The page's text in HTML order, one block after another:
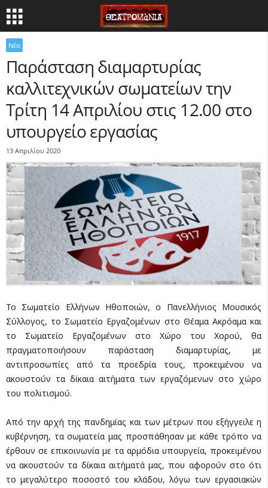
Νέα
Παράσταση διαμαρτυρίας
καλλιτεχνικών σωματείων την
Τρίτη 14 Απριλίου στις 12.00 στο
υπουργείο εργασίας
13 Απριλίου 2020
Το Σωματείο Ελλήνων Ηθοποιών, ο Πανελλήνιος Μουσικός
Σύλλογος, το Σωματείο Εργαζομένων στο Θέαμα Ακρόαμα και
το Σωματείο Εργαζομένων στο Χώρο του Χορού, θα
πραγματοποιήσουν παράσταση διαμαρτυρίας, με
αντιπροσωπίες από τα προεδρία τους, προκειμένου να
ακουστούν τα δίκαια αιτήματα των εργαζόμενων στο χώρο
του πολιτισμού.
Από την αρχή της πανδημίας και των μέτρων που εξήγγειλε η
κυβέρνηση, τα σωματεία μας προσπάθησαν με κάθε τρόπο να
έρθουν σε επικοινωνία με τα αρμόδια υπουργεία, προκειμένου
να ακουστούν τα δίκαια αιτήματά μας, που αφορούν στο ότι
το μεγαλύτερο ποσοστό του κλάδου, λόγω των εργασιακών